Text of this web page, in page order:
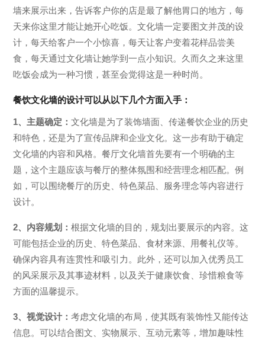
墙来展示出来，告诉客户你的店是最了解他胃口的地方，每
天来你这里才能让她开心吃饭。文化墙一定要图文并茂的设
计，每天给客户一个小惊喜，每天让客户变着花样品尝美
食，每天通过文化墙让她学到一点小知识。久而久之来这里
吃饭会成为一种习惯，甚至会觉得这是一种时尚。
餐饮文化墙的设计可以从以下几个方面入手：
1、主题确定：文化墙是为了装饰墙面、传递餐饮企业的历史
和特色，还是为了宣传品牌和企业文化。这一步有助于确定
文化墙的内容和风格。餐厅文化墙首先要有一个明确的主
题，这个主题应该与餐厅的整体氛围和经营理念相匹配。例
如，可以围绕餐厅的历史、特色菜品、服务理念等内容进行
设计。
2、内容规划：根据文化墙的目的，规划出要展示的内容。这
可能包括企业的历史、特色菜品、食材来源、用餐礼仪等。
确保内容具有连贯性和吸引力。此外，还可以加入优秀员工
的风采展示及其事迹材料，以及关于健康饮食、珍惜粮食等
方面的温馨提示。
3、视觉设计：考虑文化墙的布局，使其既有装饰性又能传达
信息。可以结合图文、实物展示、互动元素等，增加趣味性